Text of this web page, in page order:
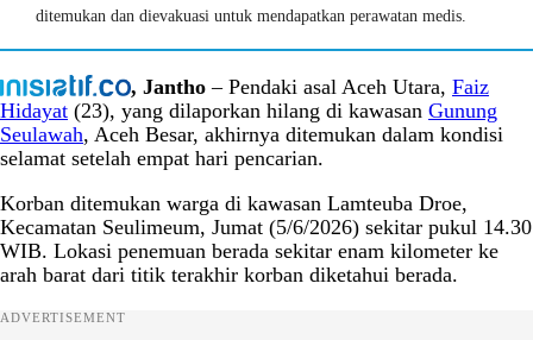
ditemukan dan dievakuasi untuk mendapatkan perawatan medis.
, Jantho– Pendaki asal Aceh Utara, Faiz
Hidayat (23), yang dilaporkan hilang di kawasan Gunung
Seulawah, Aceh Besar, akhirnya ditemukan dalam kondisi
selamat setelah empat hari pencarian.
Korban ditemukan warga di kawasan Lamteuba Droe,
Kecamatan Seulimeum, Jumat (5/6/2026) sekitar pukul 14.30
WIB. Lokasi penemuan berada sekitar enam kilometer ke
arah barat dari titik terakhir korban diketahui berada.
ADVERTISEMENT